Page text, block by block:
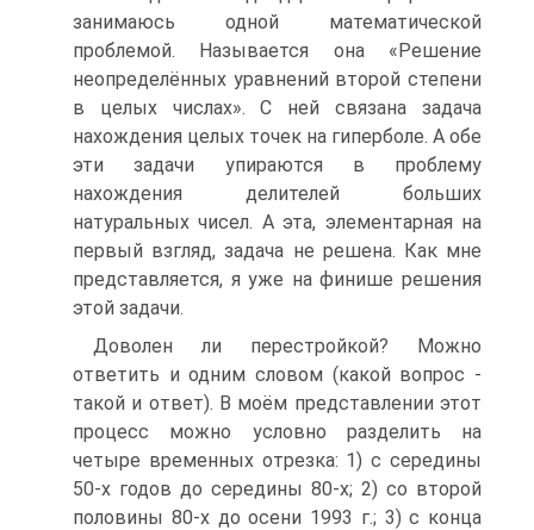
занимаюсь одной математической
проблемой. Называется она «Решение
неопределённых уравнений второй степени
в целых числах». C ней связана задача
нахождения целых точек на гиперболе. А обе
эти задачи упираются в проблему
нахождения делителей больших
натуральных чисел. А эта, элементарная на
первый взгляд, задача не решена. Как мне
представляется, я уже на финише решения
этой задачи.
Доволен ли перестройкой? Можно
ответить и одним словом (какой вопрос -
такой и ответ). В моём представлении этот
процесс можно условно разделить на
четыре временных отрезка: 1) с середины
50-х годов до середины 80-х; 2) со второй
половины 80-х до осени 1993 г.; 3) с конца